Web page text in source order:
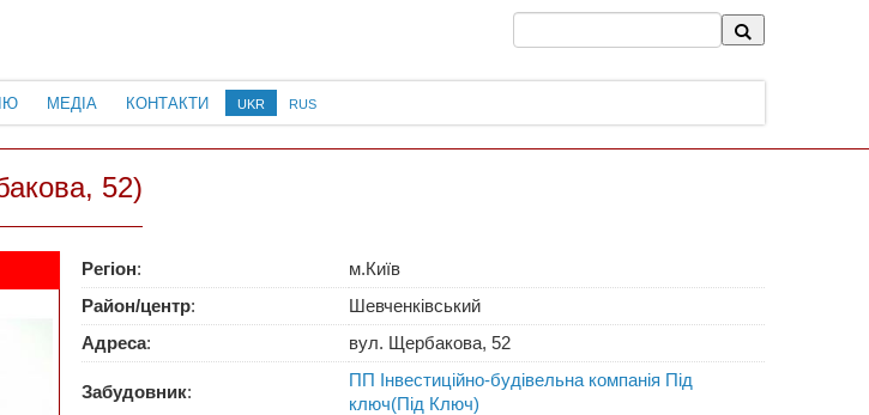
МЕДІА КОНТАКТИ UKR RUS
52)
Регіон:
м.Київ
Район/центр:
Шевченківський
Адреса: вул. Щербакова, 52
Забудовник:
ПП Інвестиційно-будівельна компанія Під
ключ(Під Ключ)